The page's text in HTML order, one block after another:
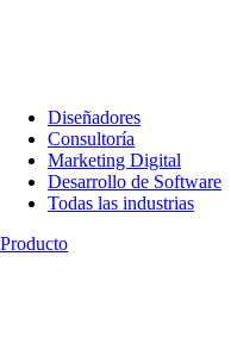
Diseñadores
Consultoría
Marketing Digital
Desarrollo de Software
Todas las industrias
Producto